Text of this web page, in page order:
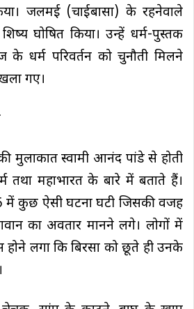
जलमई (चाईबासा) के रहनेवाले
घोषित किया। उन्हें धर्म-पुस्तक
के धर्म परिवर्तन को चुनौती मिलने
गए।
मुलाकात स्वामी आनंद पांडे से होती
तथा महाभारत के बारे में बताते हैं।
में कुछ ऐसी घटना घटी जिसकी वजह
का अवतार मानने लगे। लोगों में
होने लगा कि बिरसा को छूते ही उनके